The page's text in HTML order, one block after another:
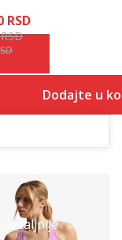
RSD
RSD
Dodajte u
Detaljnije